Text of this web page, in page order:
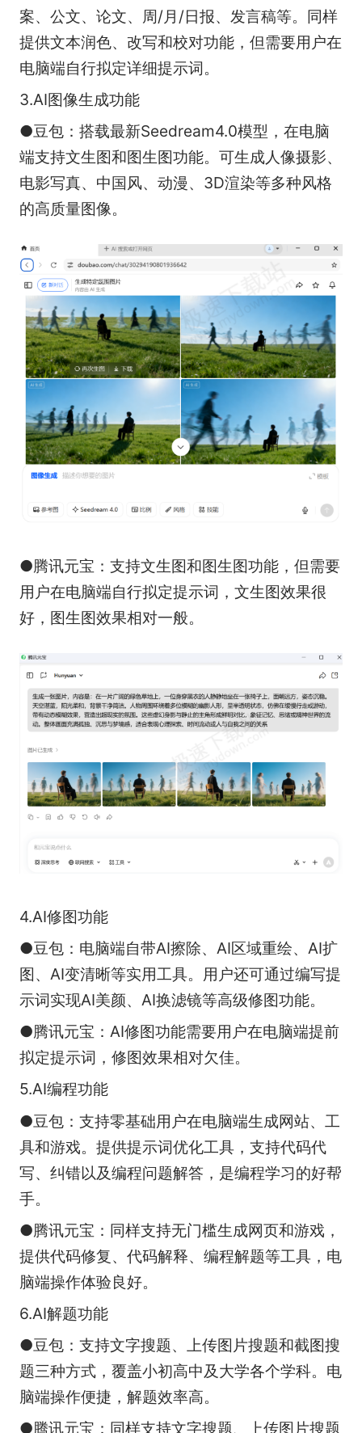
案、公文、论文、周/月/日报、发言稿等。同样
提供文本润色、改写和校对功能，但需要用户在
电脑端自行拟定详细提示词。
3.AI图像生成功能
●豆包：搭载最新Seedream4.0模型，在电脑
端支持文生图和图生图功能。可生成人像摄影、
电影写真、中国风、动漫、3D渲染等多种风格
的高质量图像。
●腾讯元宝：支持文生图和图生图功能，但需要
用户在电脑端自行拟定提示词，文生图效果很
好，图生图效果相对一般。
4.AI修图功能
●豆包：电脑端自带AI擦除、AI区域重绘、AI扩
图、AI变清晰等实用工具。用户还可通过编写提
示词实现AI美颜、AI换滤镜等高级修图功能。
●腾讯元宝：AI修图功能需要用户在电脑端提前
拟定提示词，修图效果相对欠佳。
5.AI编程功能
●豆包：支持零基础用户在电脑端生成网站、工
具和游戏。提供提示词优化工具，支持代码代
写、纠错以及编程问题解答，是编程学习的好帮
手。
●腾讯元宝：同样支持无门槛生成网页和游戏，
提供代码修复、代码解释、编程解题等工具，电
脑端操作体验良好。
6.AI解题功能
●豆包：支持文字搜题、上传图片搜题和截图搜
题三种方式，覆盖小初高中及大学各个学科。电
脑端操作便捷，解题效率高。
●腾讯元宝：同样支持文字搜题、上传图片搜题